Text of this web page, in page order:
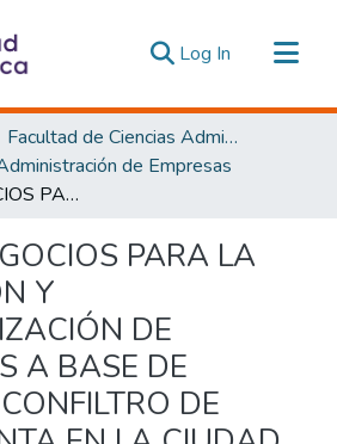
Log In (current)
Facultad de Ciencias Administrativas y Económicas
de Empresas
PLAN DE NEGOCIOS PARA LA PRODUCCIÓN Y COMERCIALIZACIÓN DE CIGARRILLOS A BASE DE VALERIANA CONFILTRO DE MORA Y MENTA EN LA CIUDAD DE AMBATO
PARA LA
Y
DE
A BASE DE
DE